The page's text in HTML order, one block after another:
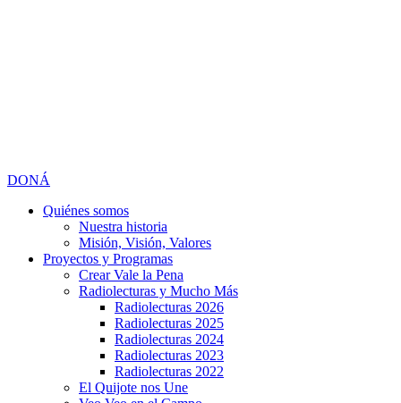
DONÁ
Quiénes somos
Nuestra historia
Misión, Visión, Valores
Proyectos y Programas
Crear Vale la Pena
Radiolecturas y Mucho Más
Radiolecturas 2026
Radiolecturas 2025
Radiolecturas 2024
Radiolecturas 2023
Radiolecturas 2022
El Quijote nos Une